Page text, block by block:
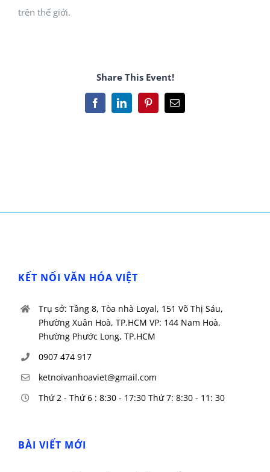
trên thế giới.
Share This Event!
FacebookLinkedInPinterestEmail
KẾT NỐI VĂN HÓA VIỆT
Trụ sở: Tầng 8, Tòa nhà Loyal, 151 Võ Thị Sáu,
Phường Xuân Hoà, TP.HCM VP: 144 Nam Hoà,
Phường Phước Long, TP.HCM
0907 474 917
ketnoivanhoaviet@gmail.com
Thứ 2 - Thứ 6 : 8:30 - 17:30 Thứ 7: 8:30 - 11: 30
BÀI VIẾT MỚI